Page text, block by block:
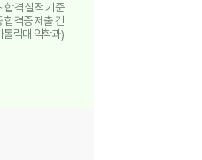
격 실적 기준
격증 제출 건
릭대 약학과)